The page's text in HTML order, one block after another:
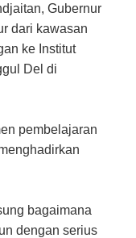
Gubernur
dari kawasan
ke Institut
Del di
pembelajaran
bagaimana
dengan serius